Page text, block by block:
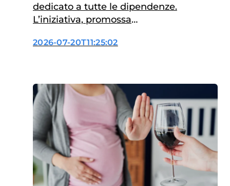
dedicato a tutte le dipendenze.
L’iniziativa, promossa
(ISS) e realizzata con il
contro la droga e le altre
dipendenze della Presidenza
del Consiglio dei Ministri, punta
a semplificare l’accesso ai
servizi di informazione,
supporto e orientamento…
2026-07-20T11:25:02